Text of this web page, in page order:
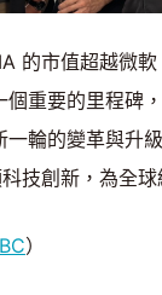
的市值超越微
個重要的里程碑
輪的變革與升
技創新，為全
）